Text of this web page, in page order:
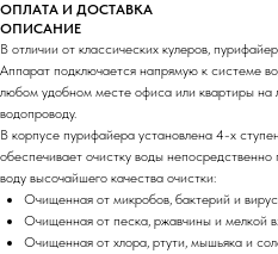
ОПЛАТА И ДОСТАВКА
ОПИСАНИЕ
В отличии от классических кулеров,
Аппарат подключается напрямую к системе
любом удобном месте офиса или квартиры на
водопроводу.
В корпусе пурифайера установлена 4-х
обеспечивает очистку воды
воду высочайшего качества очистки:
Очищенная от микробов, бактерий и
Очищенная от песка, ржавчины и мелкой
Очищенная от хлора, ртути, мышьяка и